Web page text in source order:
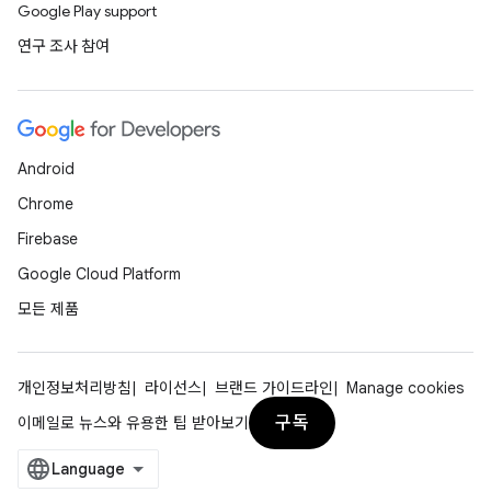
Google Play support
연구 조사 참여
Android
Chrome
Firebase
Google Cloud Platform
모든 제품
개인정보처리방침 라이선스 브랜드 가이드라인
Manage cookies
이메일로 뉴스와 유용한 팁 받아보기
구독